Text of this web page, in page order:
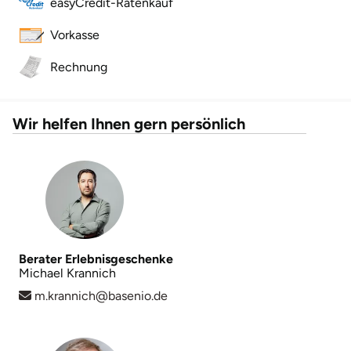
Vorkasse
Rechnung
Wir helfen Ihnen gern persönlich
Berater Erlebnisgeschenke
Michael Krannich
m.krannich@basenio.de
Mettingen
Moers
Märkisch-Oderland
Mönchengladbach
Münster
Neckarsulm